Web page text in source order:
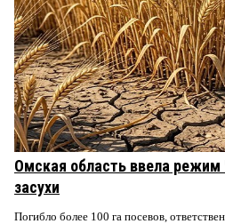
Омская область ввела режим
засухи
Погибло более 100 га посевов,